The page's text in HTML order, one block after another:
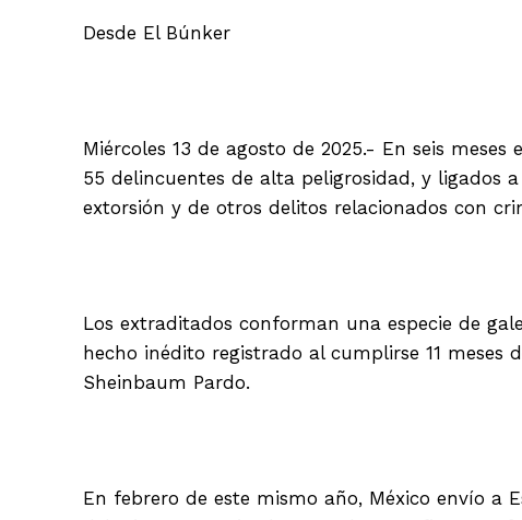
Desde El Búnker
Miércoles 13 de agosto de 2025.- En seis
55 delincuentes de alta peligrosidad, y ligados
extorsión y de otros delitos relacionados con
Los extraditados conforman una especie de
hecho inédito registrado al cumplirse 11
Sheinbaum Pardo.
En febrero de este mismo año, México envío a